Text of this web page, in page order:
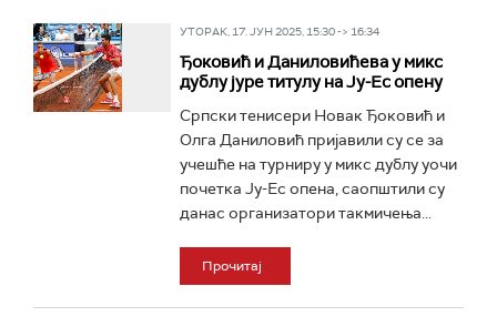
УТОРАК, 17. ЈУН 2025, 15:30 -> 16:34
Ђоковић и Даниловићева у микс
дублу јуре титулу на Ју-Ес опену
Српски тенисери Новак Ђоковић и
Олга Даниловић пријавили су се за
учешће на турниру у микс дублу уочи
почетка Ју-Ес опена, саопштили су
данас организатори такмичења...
Прочитај